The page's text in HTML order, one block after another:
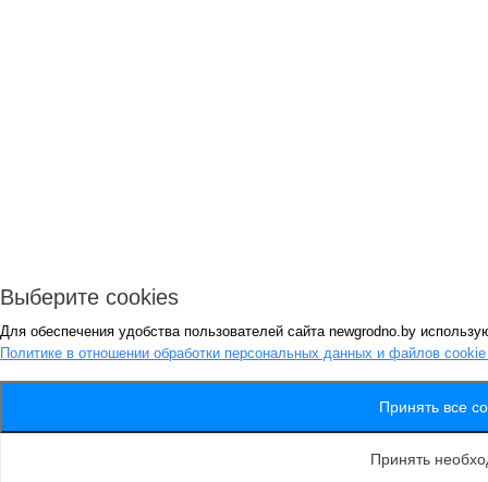
Выберите cookies
Для обеспечения удобства пользователей сайта newgrodno.by
Политике в отношении обработки персональных данных и файлов
Принять все
Принять